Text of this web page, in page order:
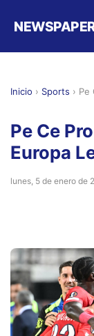
Inicio › Sports › Pe
Pe Ce
Europa
lunes, 5 de enero de